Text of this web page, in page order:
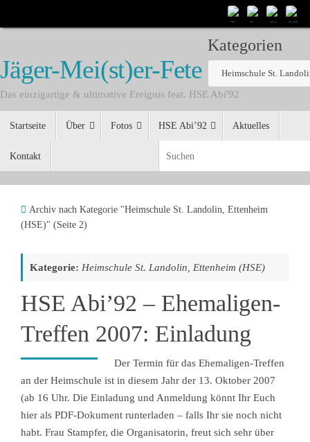
Inhalt
Jäger-Mei(st)er-Fete mit Marc
Das einzigartige & ultimative Ereignis feat. HSE Abi'92
Kategorien
Impressum &
Inhalt
Startseite Über Fotos HSE Abi’92 Aktuelles
Kontakt
Start
Archiv nach Kategorie "Heimschule St. Landolin, Ettenheim
(HSE)" (Seite 2)
Kategorie: Heimschule St. Landolin, Ettenheim (HSE)
HSE Abi’92 – Ehemaligen-
Treffen 2007: Einladung
Der Termin für das Ehemaligen-Treffen
an der Heimschule ist in diesem Jahr der 13. Oktober 2007
(ab 16 Uhr. Die Einladung und Anmeldung könnt Ihr Euch
hier als PDF-Dokument runterladen – falls Ihr sie noch nicht
habt. Frau Stampfer, die Organisatorin, freut sich sehr über